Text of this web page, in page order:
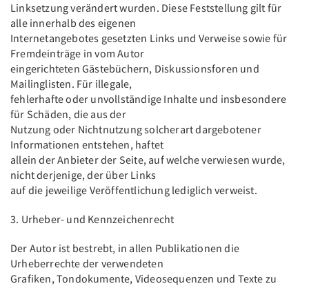
Linksetzung verändert wurden. Diese Feststellung gilt für
alle innerhalb des eigenen
Internetangebotes gesetzten Links und Verweise sowie für
Fremdeinträge in vom Autor
eingerichteten Gästebüchern, Diskussionsforen und
Mailinglisten. Für illegale,
fehlerhafte oder unvollständige Inhalte und insbesondere
für Schäden, die aus der
Nutzung oder Nichtnutzung solcherart dargebotener
Informationen entstehen, haftet
allein der Anbieter der Seite, auf welche verwiesen wurde,
nicht derjenige, der über Links
auf die jeweilige Veröffentlichung lediglich verweist.
3. Urheber- und Kennzeichenrecht
Der Autor ist bestrebt, in allen Publikationen die
Urheberrechte der verwendeten
Grafiken, Tondokumente, Videosequenzen und Texte zu